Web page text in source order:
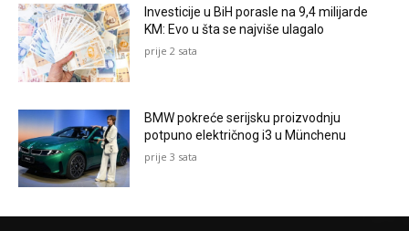
Investicije u BiH porasle na 9,4 milijarde
KM: Evo u šta se najviše ulagalo
prije 2 sata
BMW pokreće serijsku proizvodnju
potpuno električnog i3 u Münchenu
prije 3 sata